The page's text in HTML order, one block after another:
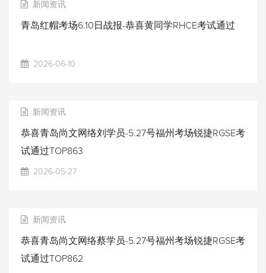
新闻资讯
青岛红帽考场6.10日战报-恭喜黄同学RHCE考试通过
2026-06-10
新闻资讯
恭喜青岛尚文网络刘学员-5.27号福州考场锐捷RGSE考
试通过TOP863
2026-05-27
新闻资讯
恭喜青岛尚文网络蔡学员-5.27号福州考场锐捷RGSE考
试通过TOP862